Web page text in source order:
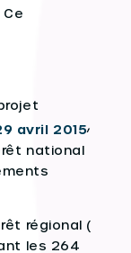
avril 2015,
national
régional (
les 264